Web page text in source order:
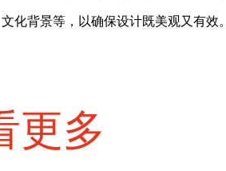
化背景等，以确保设计既美观又有效。
更多